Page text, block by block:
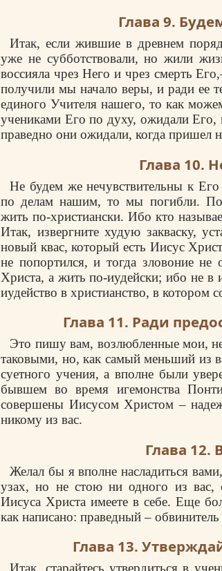
Глава 9.
Итак, если жившие в древнем
уже не субботствовали, но жили
воссияла чрез Него и чрез смерть
получили мы начало веры, и ради ее
единого Учителя нашего, то как
учениками Его по духу, ожидали Его,
праведно они ожидали, когда пришел
Глава 10.
Не будем же нечувствительны к
по делам нашим, то мы погибли.
жить по-христиански. Ибо кто
Итак, извергните худую закваску,
новый квас, который есть Иисус
не попортился, и тогда зловоние
Христа, а жить по-иудейски; ибо не в
иудейство в христианство, в котором
Глава 11. Ради
Это пишу вам, возлюбленные мои,
таковыми, но, как самый меньший из
суетного учения, а вполне были
бывшем во время игемонства
совершены Иисусом Христом –
никому из вас.
Глава
Желал бы я вполне насладиться
узах, но не стою ни одного из
Иисуса Христа имеете в себе. Еще
как написано: праведный – обвинитель
Глава 13.